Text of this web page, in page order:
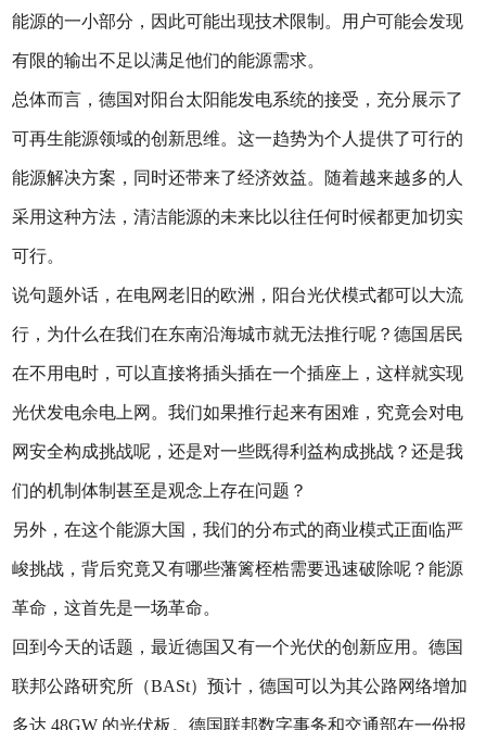
能源的一小部分，因此可能出现技术限制。用户可能会发现
有限的输出不足以满足他们的能源需求。
总体而言，德国对阳台太阳能发电系统的接受，充分展示了
可再生能源领域的创新思维。这一趋势为个人提供了可行的
能源解决方案，同时还带来了经济效益。随着越来越多的人
采用这种方法，清洁能源的未来比以往任何时候都更加切实
可行。
说句题外话，在电网老旧的欧洲，阳台光伏模式都可以大流
行，为什么在我们在东南沿海城市就无法推行呢？德国居民
在不用电时，可以直接将插头插在一个插座上，这样就实现
光伏发电余电上网。我们如果推行起来有困难，究竟会对电
网安全构成挑战呢，还是对一些既得利益构成挑战？还是我
们的机制体制甚至是观念上存在问题？
另外，在这个能源大国，我们的分布式的商业模式正面临严
峻挑战，背后究竟又有哪些藩篱桎梏需要迅速破除呢？能源
革命，这首先是一场革命。
回到今天的话题，最近德国又有一个光伏的创新应用。德国
联邦公路研究所（BASt）预计，德国可以为其公路网络增加
多达 48GW 的光伏板。德国联邦数字事务和交通部在一份报